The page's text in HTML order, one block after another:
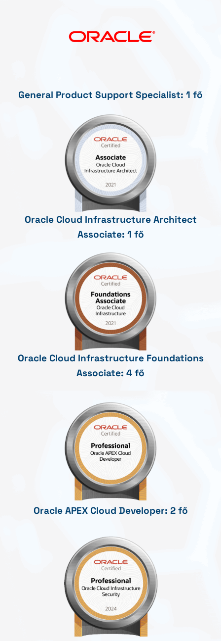
General Product Support Specialist: 1 fő
Oracle Cloud Infrastructure Architect
Associate: 1 fő
Oracle Cloud Infrastructure Foundations
Associate: 4 fő
Oracle APEX Cloud Developer: 2 fő